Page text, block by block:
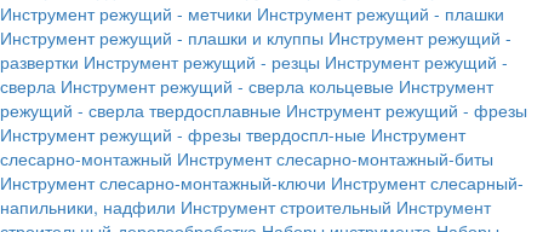
Инструмент режущий - метчики Инструмент режущий - плашки
Инструмент режущий - плашки и клуппы Инструмент режущий -
развертки Инструмент режущий - резцы Инструмент режущий -
сверла Инструмент режущий - сверла кольцевые Инструмент
режущий - сверла твердосплавные Инструмент режущий - фрезы
Инструмент режущий - фрезы твердоспл-ные Инструмент
слесарно-монтажный Инструмент слесарно-монтажный-биты
Инструмент слесарно-монтажный-ключи Инструмент слесарный-
напильники, надфили Инструмент строительный Инструмент